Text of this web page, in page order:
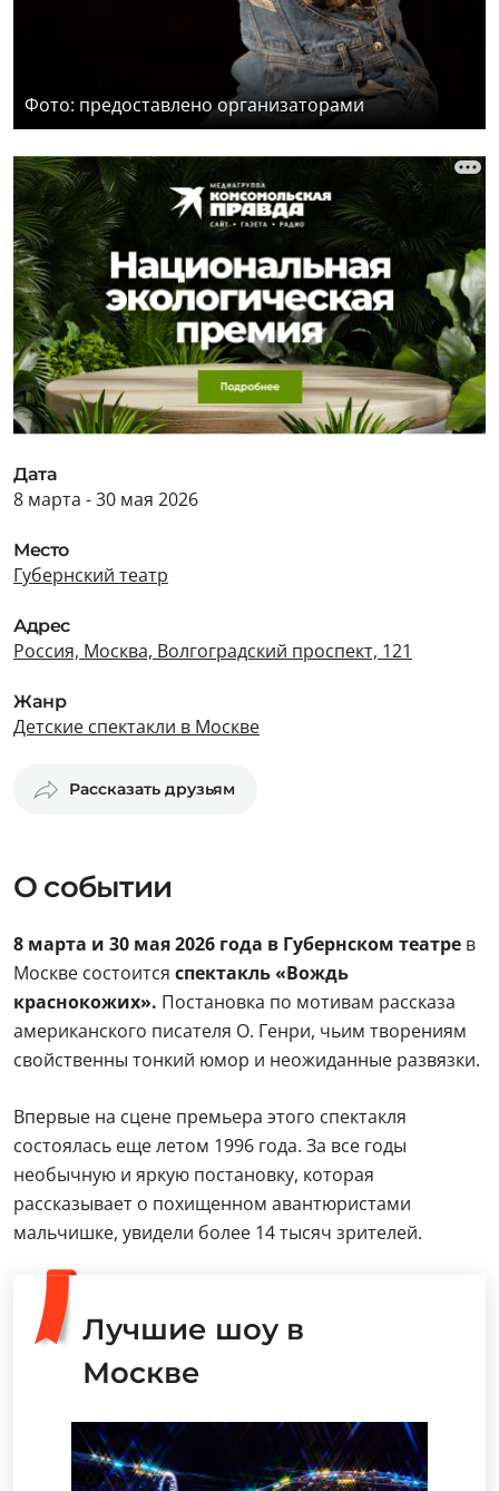
Фото: предоставлено организаторами
Дата
8 марта - 30 мая 2026
Место
Губернский театр
Адрес
Россия, Москва, Волгоградский проспект, 121
Жанр
Детские спектакли в Москве
Рассказать друзьям
О событии
8 марта и 30 мая 2026 года в Губернском театре в
Москве состоится спектакль «Вождь
краснокожих». Постановка по мотивам рассказа
американского писателя О. Генри, чьим творениям
свойственны тонкий юмор и неожиданные развязки.
Впервые на сцене премьера этого спектакля
состоялась еще летом 1996 года. За все годы
необычную и яркую постановку, которая
рассказывает о похищенном авантюристами
мальчишке, увидели более 14 тысяч зрителей.
Лучшие шоу в
Москве